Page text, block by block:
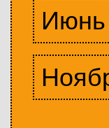
Июнь